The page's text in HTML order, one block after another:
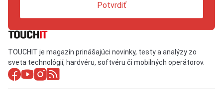
Potvrdiť
TOUCHIT je magazín prinášajúci novinky, testy a analýzy zo
sveta technológií, hardvéru, softvéru či mobilných operátorov.